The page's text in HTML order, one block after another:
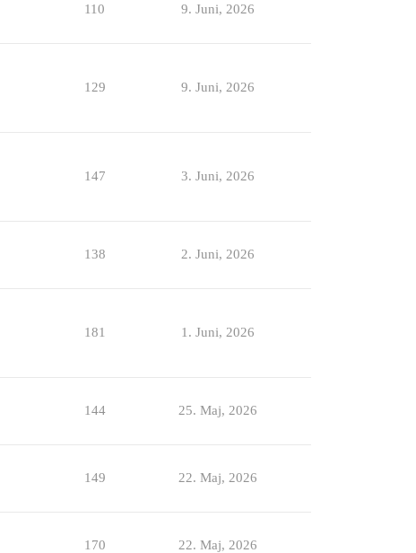
110 9. Juni, 2026
129 9. Juni, 2026
147 3. Juni, 2026
138 2. Juni, 2026
181 1. Juni, 2026
144 25. Maj, 2026
149 22. Maj, 2026
170 22. Maj, 2026